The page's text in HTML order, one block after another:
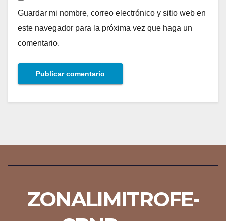
Guardar mi nombre, correo electrónico y sitio web en
este navegador para la próxima vez que haga un
comentario.
ZONALIMITROFE-